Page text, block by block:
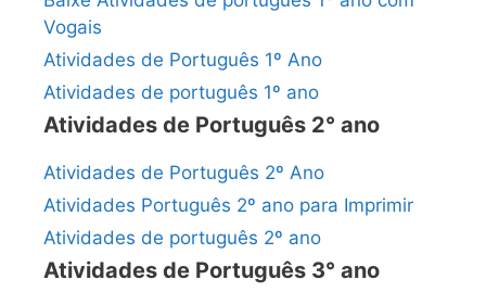
Vogais
Atividades de Português 1º Ano
Atividades de português 1º ano
Atividades de Português 2° ano
Atividades de Português 2º Ano
Atividades Português 2º ano para Imprimir
Atividades de português 2º ano
Atividades de Português 3° ano